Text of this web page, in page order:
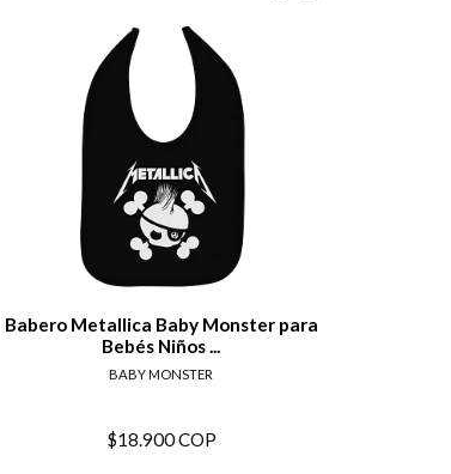
Babero Metallica Baby Monster para
Bebés Niños ...
BABY MONSTER
Ver detalles
$18.900 COP